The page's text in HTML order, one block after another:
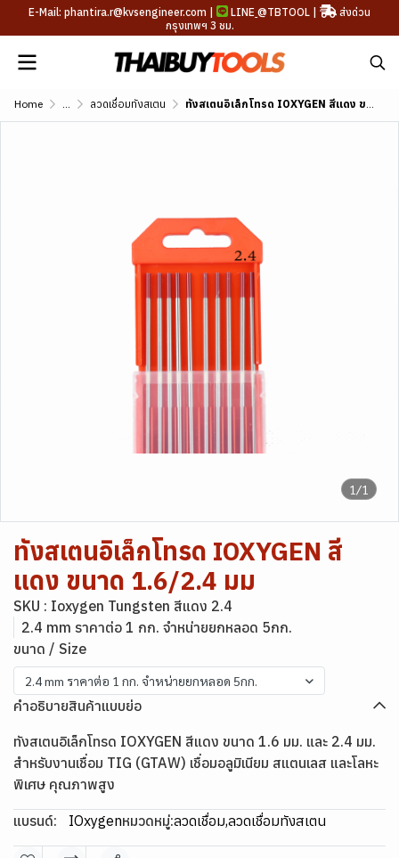
E-Mail: phantira.r@kvsengineer.com | LINE @TBTOOL |
ส่งด่วน
กรุงเทพฯ 3 ชม.
Home ... ลวดเชื่อมทังสเตน ทังสเตนอิเล็กโทรด IOXYGEN สีแดง ขนาด 1.6/2.4 มม
1/1
ทังสเตนอิเล็กโทรด IOXYGEN สี
แดง ขนาด 1.6/2.4 มม
SKU : Ioxygen Tungsten สีแดง 2.4
2.4 mm ราคาต่อ 1 กก. จำหน่ายยกหลอด 5กก.
ขนาด / Size
2.4 mm ราคาต่อ 1 กก. จำหน่ายยกหลอด 5กก.
คำอธิบายสินค้าแบบย่อ
ทังสเตนอิเล็กโทรด IOXYGEN สีแดง ขนาด 1.6 มม. และ 2.4 มม.
สำหรับงานเชื่อม TIG (GTAW) เชื่อมอลูมิเนียม สแตนเลส และโลหะ
พิเศษ คุณภาพสูง
แบรนด์: IOxygenหมวดหมู่:ลวดเชื่อม,ลวดเชื่อมทังสเตน